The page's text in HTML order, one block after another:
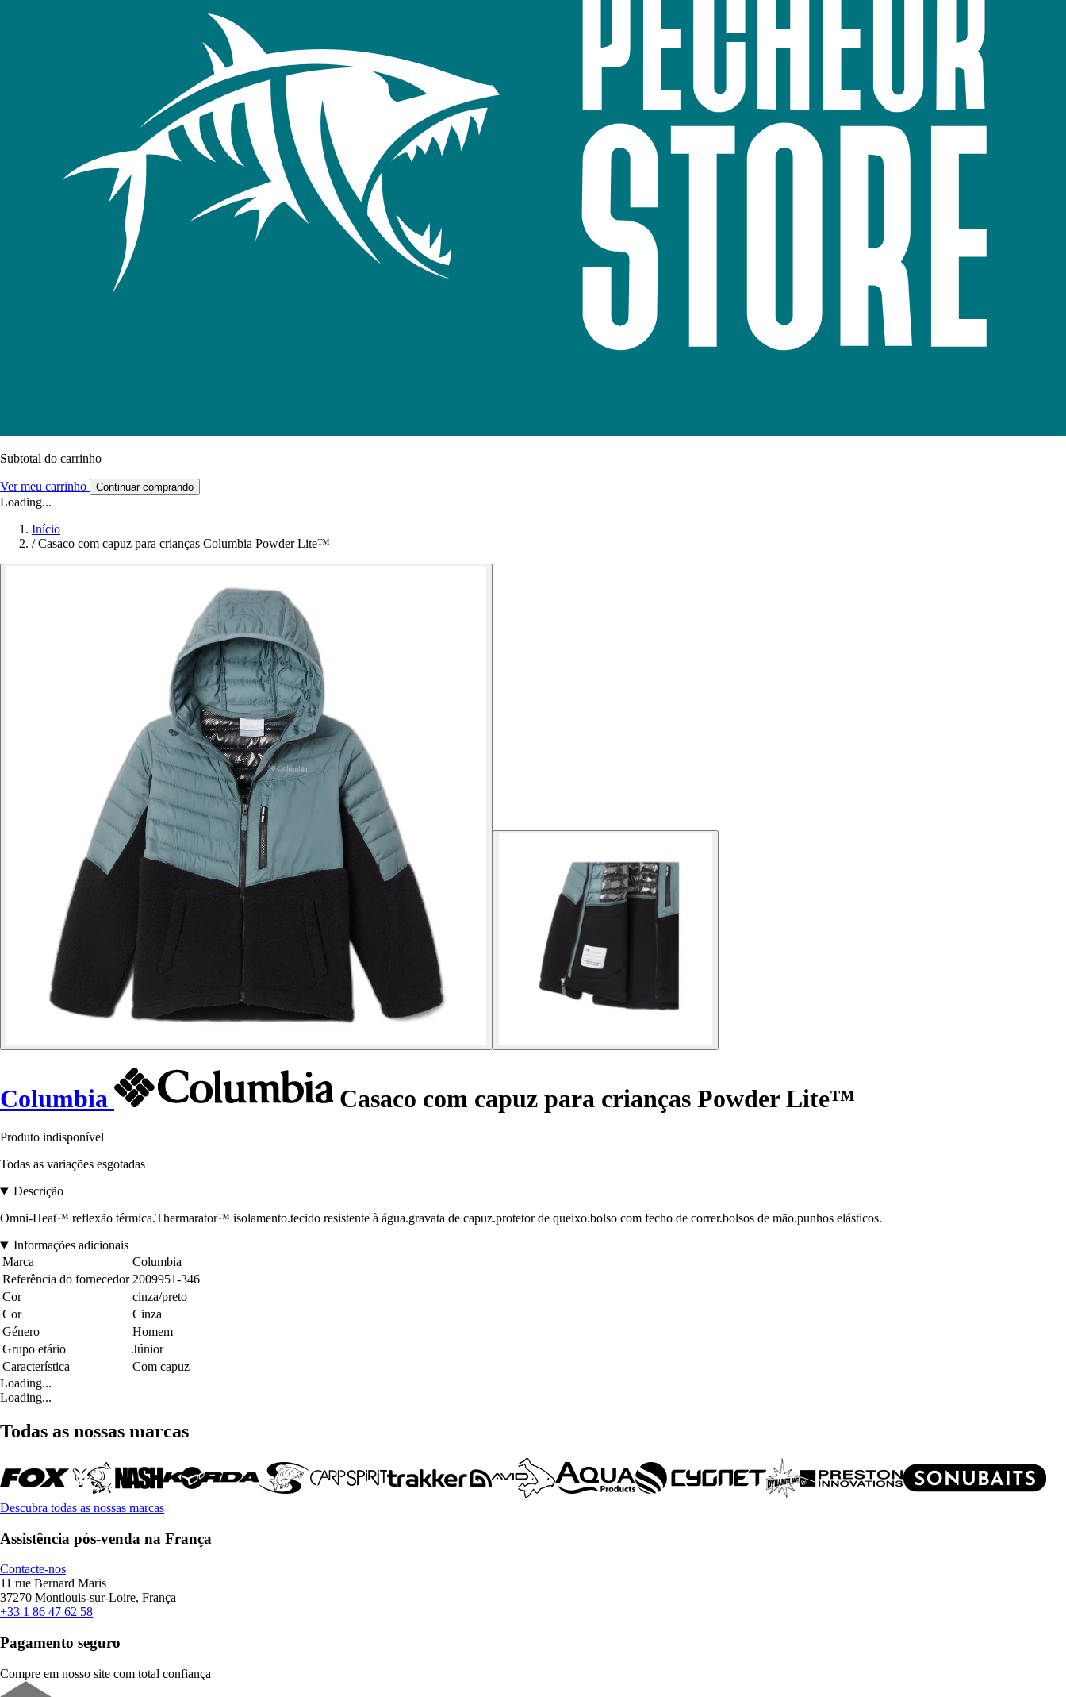
Subtotal do carrinho
Ver meu carrinho Continuar comprando
Loading...
Início
/ Casaco com capuz para crianças Columbia Powder Lite™
Columbia Casaco com capuz para crianças Powder Lite™
Produto indisponível
Todas as variações esgotadas
Descrição
Omni-Heat™ reflexão térmica.Thermarator™ isolamento.tecido resistente à água.gravata de capuz.protetor de queixo.bolso com fecho de correr.bolsos de mão.punhos elásticos.
Informações adicionais
Marca
Columbia
Referência do fornecedor 2009951-346
Cor
cinza/preto
Cor
Cinza
Género
Homem
Grupo etário
Júnior
Característica
Com capuz
Loading...
Loading...
Todas as nossas marcas
Descubra todas as nossas marcas
Assistência pós-venda na França
Contacte-nos
11 rue Bernard Maris
37270 Montlouis-sur-Loire, França
+33 1 86 47 62 58
Pagamento seguro
Compre em nosso site com total confiança